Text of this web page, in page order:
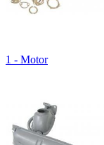
1 - Motor